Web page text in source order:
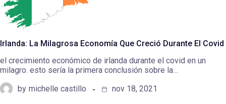
Irlanda: La Milagrosa Economía Que Creció Durante El Covid
el crecimiento económico de irlanda durante el covid en un
milagro. esto sería la primera conclusión sobre la…
by michelle castillo nov 18, 2021